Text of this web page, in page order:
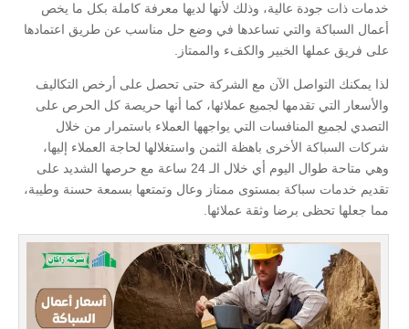
خدمات ذات جودة عالية، وذلك لأنها لديها معرفة كاملة بكل ما يخص
أعمال السباكة والتي تساعدها في وضع حل مناسب عن طريق اعتمادها
على فريق عملها الخبير والكفء والممتاز.
لذا يمكنك التواصل الآن مع الشركة حتى تحصل على أرخص التكاليف
والأسعار التي تقدمها لجميع عملائها، كما أنها حريصة كل الحرص على
التصدي لجميع المنافسات التي يواجهها العملاء باستمرار من خلال
شركات السباكة الأخرى باهظة الثمن واستغلالها لحاجة العملاء إليها،
وهي متاحة طوال اليوم أي خلال الـ 24 ساعة مع حرصها الشديد على
تقديم خدمات سباكة بمستوى ممتاز وعال وتمتعها بسمعة حسنة وطيبة،
مما جعلها تحظى برضا وثقة عملائها.